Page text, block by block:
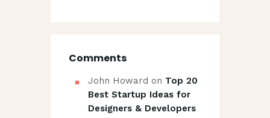
Comments
John Howard on Top 20
Best Startup Ideas for
Designers & Developers